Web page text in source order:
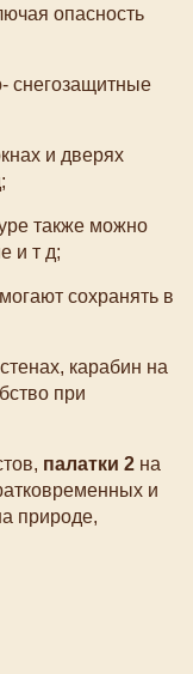
опасность
и дверях
также можно
и т д;
сохранять в
карабин на
при
палатки 2 на
и
природе,